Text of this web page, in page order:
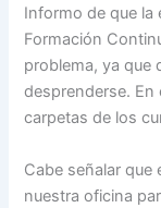
Informo de que la
Formación
problema, ya que
desprenderse. En
carpetas de los
Cabe señalar que
nuestra oficina